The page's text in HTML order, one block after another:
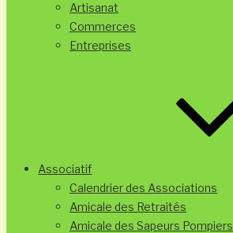
Artisanat
Commerces
Entreprises
Associatif
Calendrier des Associations
Amicale des Retraités
Amicale des Sapeurs Pompiers